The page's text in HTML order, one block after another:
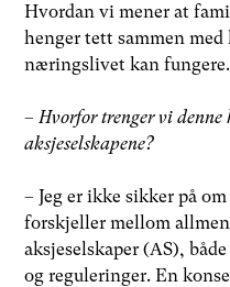
Hvordan vi mener at
henger tett sammen
næringslivet kan fungere.
–Hvorfor trenger vi denne
aksjeselskapene?
– Jeg er ikke sikker på
forskjeller mellom
aksjeselskaper (AS),
og reguleringer. En